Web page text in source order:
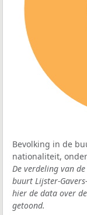
Bevolking in de
nationaliteit,
De verdeling van
buurt Lijster-
hier de data over
getoond.